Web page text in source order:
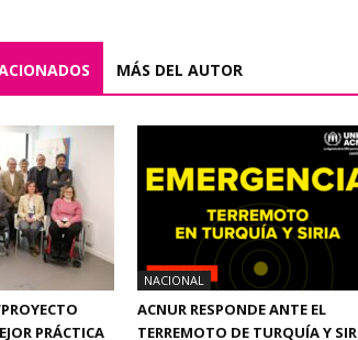
MÁS DEL AUTOR
PRÁCTICA
NACIONAL
ACNUR RESPONDE ANTE EL
TERREMOTO DE TURQUÍA Y